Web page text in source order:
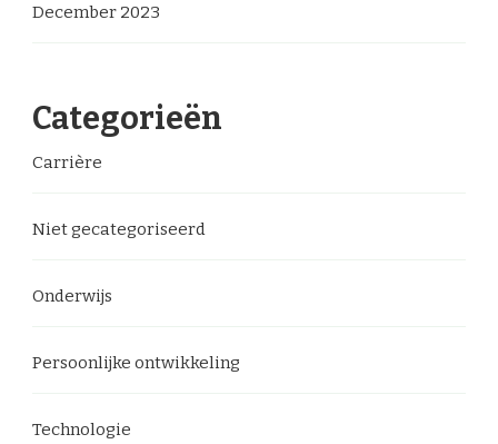
December 2023
Categorieën
Carrière
Niet gecategoriseerd
Onderwijs
Persoonlijke ontwikkeling
Technologie